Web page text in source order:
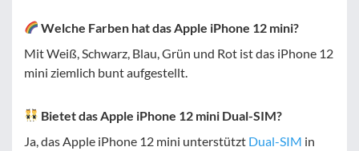
Welche Farben hat das Apple iPhone 12 mini?
Mit Weiß, Schwarz, Blau, Grün und Rot ist das iPhone 12
mini ziemlich bunt aufgestellt.
Bietet das Apple iPhone 12 mini Dual-SIM?
Ja, das Apple iPhone 12 mini unterstützt Dual-SIM in